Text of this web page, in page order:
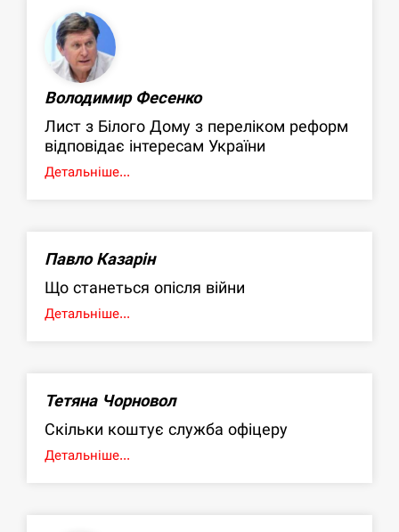
Володимир Фесенко
Лист з Білого Дому з переліком реформ
відповідає інтересам України
Детальніше...
Павло Казарін
Що станеться опісля війни
Детальніше...
Тетяна Чорновол
Скільки коштує служба офіцеру
Детальніше...